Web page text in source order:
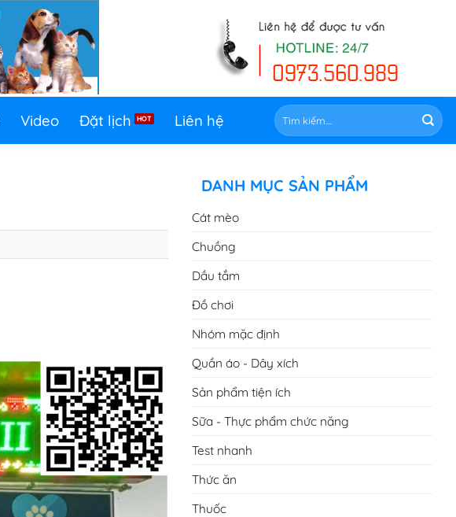
Video Đặt lịch Liên hệ
Tìm
kiếm:
DANH MỤC SẢN PHẨM
Cát mèo
Chuồng
Dầu tắm
Đồ chơi
Nhóm mặc định
Quần áo - Dây xích
Sản phẩm tiện ích
Sữa - Thực phẩm chức năng
Test nhanh
Thức ăn
Thuốc